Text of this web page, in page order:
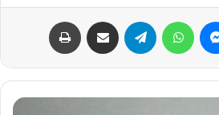
ماسنجر واتساب تيلقرام مشاركة عبر البريد